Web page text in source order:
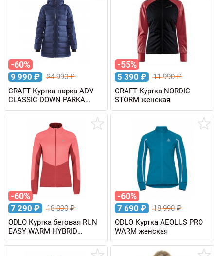
-60%
9 990 ₽ 24 990₽
CRAFT Куртка парка ADV
CLASSIC DOWN PARKA
женская
-55%
5 390 ₽ 11 990₽
CRAFT Куртка NORDIC
STORM женская
-60%
7 290 ₽ 18 090₽
ODLO Куртка беговая RUN
EASY WARM HYBRID
женская
-60%
7 690 ₽ 18 990₽
ODLO Куртка AEOLUS PRO
WARM женская